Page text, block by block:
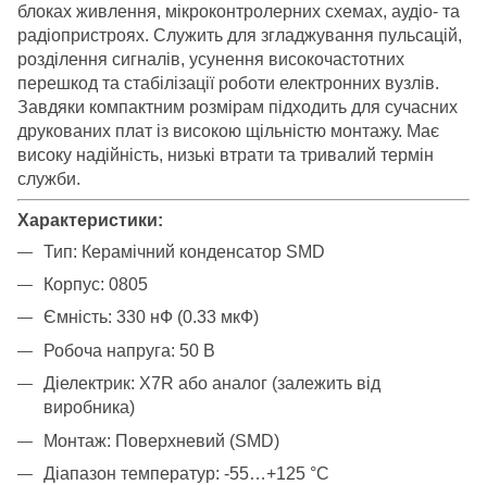
блоках живлення, мікроконтролерних схемах, аудіо- та
радіопристроях. Служить для згладжування пульсацій,
розділення сигналів, усунення високочастотних
перешкод та стабілізації роботи електронних вузлів.
Завдяки компактним розмірам підходить для сучасних
друкованих плат із високою щільністю монтажу. Має
високу надійність, низькі втрати та тривалий термін
служби.
Характеристики:
Тип: Керамічний конденсатор SMD
Корпус: 0805
Ємність: 330 нФ (0.33 мкФ)
Робоча напруга: 50 В
Діелектрик: X7R або аналог (залежить від
виробника)
Монтаж: Поверхневий (SMD)
Діапазон температур: -55…+125 °C